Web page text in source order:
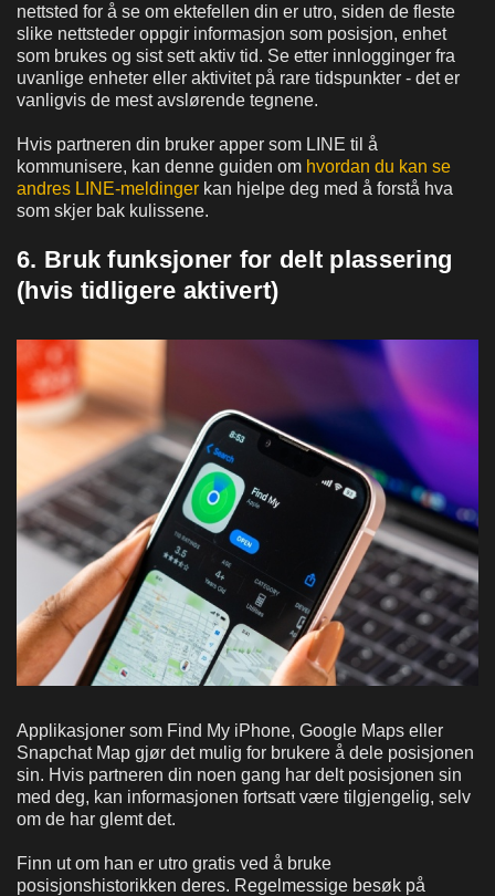
nettsted for å se om ektefellen din er utro, siden de fleste
slike nettsteder oppgir informasjon som posisjon, enhet
som brukes og sist sett aktiv tid. Se etter innlogginger fra
uvanlige enheter eller aktivitet på rare tidspunkter - det er
vanligvis de mest avslørende tegnene.
Hvis partneren din bruker apper som LINE til å
kommunisere, kan denne guiden om hvordan du kan se
andres LINE-meldinger kan hjelpe deg med å forstå hva
som skjer bak kulissene.
6. Bruk funksjoner for delt plassering
(hvis tidligere aktivert)
Applikasjoner som Find My iPhone, Google Maps eller
Snapchat Map gjør det mulig for brukere å dele posisjonen
sin. Hvis partneren din noen gang har delt posisjonen sin
med deg, kan informasjonen fortsatt være tilgjengelig, selv
om de har glemt det.
Finn ut om han er utro gratis ved å bruke
posisjonshistorikken deres. Regelmessige besøk på